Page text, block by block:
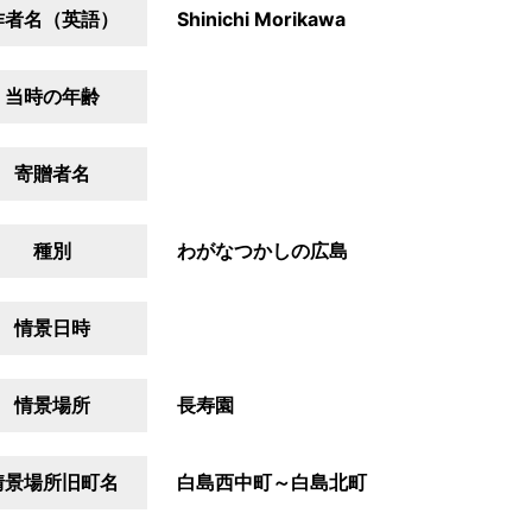
名（英語） Shinichi Morikawa
当時の年齢
寄贈者名
種別 わがなつかしの広島
情景日時
情景場所 長寿園
景場所旧町名 白島西中町～白島北町